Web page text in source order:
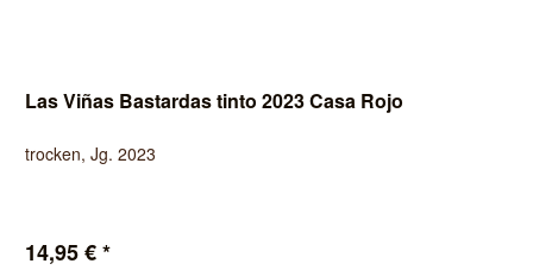
Las Viñas Bastardas tinto 2023 Casa Rojo
trocken, Jg. 2023
14,95 € *